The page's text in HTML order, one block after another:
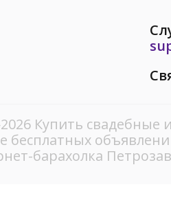
Купить свадебные
бесплатных
барахолка